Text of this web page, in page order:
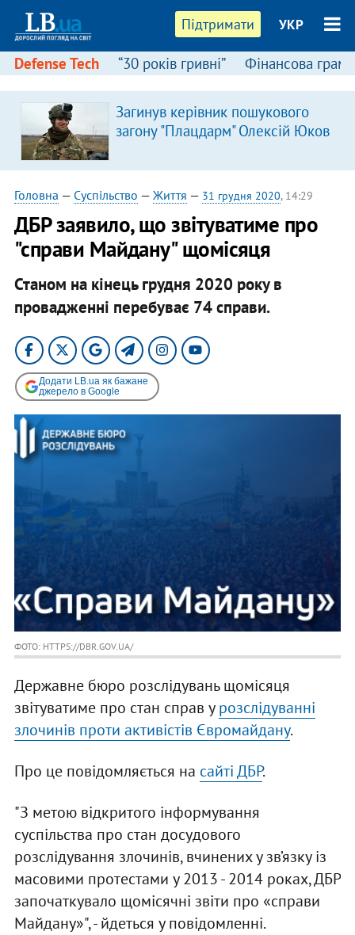
Підтримати УКР
Defense Tech “30 років гривні” Фінансова
Загинув керівник пошукового
загону "Плацдарм" Олексій Юков
Головна — Суспільство — Життя — 31 грудня 2020, 14:29
​ДБР заявило, що звітуватиме про
"справи Майдану" щомісяця
Станом на кінець грудня 2020 року в
провадженні перебуває 74 справи.
Додати LB.ua як бажане
джерело в Google
ФОТО: HTTPS://DBR.GOV.UA/
Державне бюро розслідувань щомісяця
звітуватиме про стан справ урозслідуванні
злочинів проти активістів Євромайдану.
Про це повідомляється на сайті ДБР.
"З метою відкритого інформування
суспільства про стан досудового
розслідування злочинів, вчинених у зв’язку із
масовими протестами у 2013 - 2014 роках, ДБР
започаткувало щомісячні звіти про «справи
Майдану»", - йдеться у повідомленні.